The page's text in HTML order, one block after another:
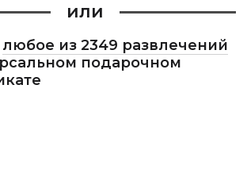
или
любое из 2349 развлечений
подарочном